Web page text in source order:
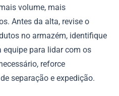
volume, mais
Antes da alta, revise o
no armazém, identifique
equipe para lidar com os
reforce
separação e expedição.